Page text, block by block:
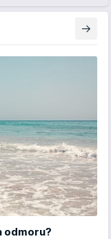
odmoru?